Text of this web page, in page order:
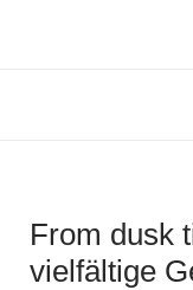
From dusk
vielfältige